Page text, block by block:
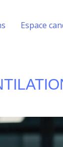
Espace